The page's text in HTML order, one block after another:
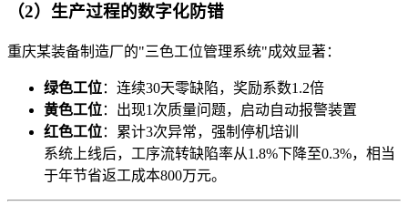
（2）生产过程的数字化防错
重庆某装备制造厂的"三色工位管理系统"成效显著：
绿色工位：连续30天零缺陷，奖励系数1.2倍
黄色工位：出现1次质量问题，启动自动报警装置
红色工位：累计3次异常，强制停机培训
系统上线后，工序流转缺陷率从1.8%下降至0.3%，相当
于年节省返工成本800万元。